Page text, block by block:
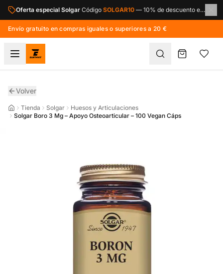
Saltar al contenido principal
Oferta especial Solgar Código SOLGAR10 — 10% de descuento en toda la marca Solgar.
Envío gratuito en compras iguales o superiores a 20 €
Volver
Tienda Solgar
Huesos y Articulaciones
Solgar Boro 3 Mg – Apoyo Osteoarticular – 100 Vegan Cáps